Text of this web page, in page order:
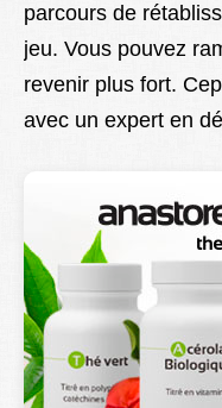
parcours de
jeu. Vous pouvez
revenir plus fort.
avec un expert en